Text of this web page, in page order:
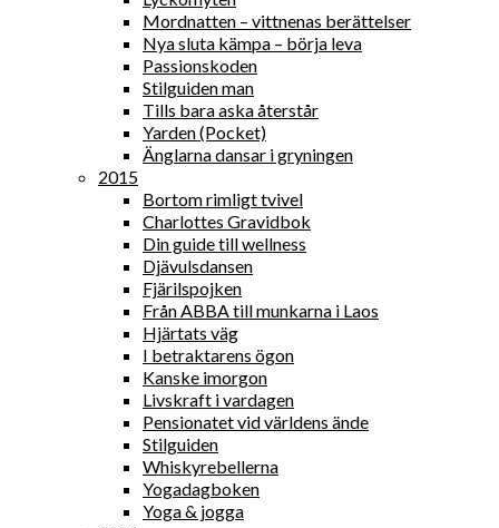
Mordnatten – vittnenas berättelser
Nya sluta kämpa – börja leva
Passionskoden
Stilguiden man
Tills bara aska återstår
Yarden (Pocket)
Änglarna dansar i gryningen
2015
Bortom rimligt tvivel
Charlottes Gravidbok
Din guide till wellness
Djävulsdansen
Fjärilspojken
Från ABBA till munkarna i Laos
Hjärtats väg
I betraktarens ögon
Kanske imorgon
Livskraft i vardagen
Pensionatet vid världens ände
Stilguiden
Whiskyrebellerna
Yogadagboken
Yoga & jogga